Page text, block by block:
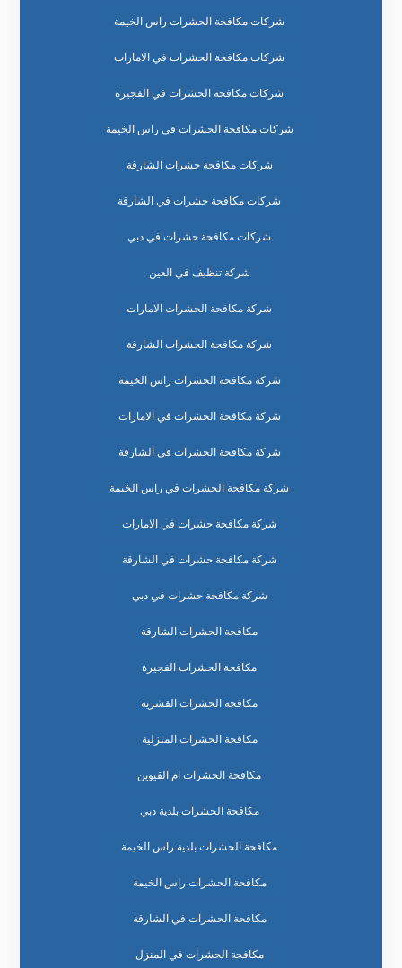
شركات مكافحة الحشرات راس الخيمة
شركات مكافحة الحشرات في الامارات
شركات مكافحة الحشرات في الفجيرة
شركات مكافحة الحشرات في راس الخيمة
شركات مكافحة حشرات الشارقة
شركات مكافحة حشرات في الشارقة
شركات مكافحة حشرات في دبي
شركة تنظيف في العين
شركة مكافحة الحشرات الامارات
شركة مكافحة الحشرات الشارقة
شركة مكافحة الحشرات راس الخيمة
شركة مكافحة الحشرات في الامارات
شركة مكافحة الحشرات في الشارقة
شركة مكافحة الحشرات في راس الخيمة
شركة مكافحة حشرات في الامارات
شركة مكافحة حشرات في الشارقة
شركة مكافحة حشرات في دبي
مكافحة الحشرات الشارقة
مكافحة الحشرات الفجيرة
مكافحة الحشرات القشرية
مكافحة الحشرات المنزلية
مكافحة الحشرات ام القيوين
مكافحة الحشرات بلدية دبي
مكافحة الحشرات بلدية راس الخيمة
مكافحة الحشرات راس الخيمة
مكافحة الحشرات في الشارقة
مكافحة الحشرات في المنزل